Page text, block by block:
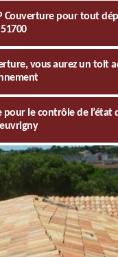
Couverture pour tout
vous aurez un toit
pour le contrôle de l’état